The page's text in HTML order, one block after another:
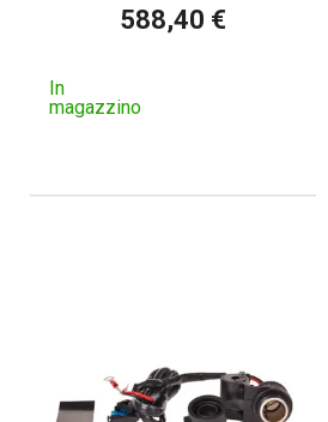
588,40 €
In
magazzino